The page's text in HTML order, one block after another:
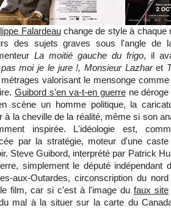
Falardeauchange de style à chaque
des sujets graves sous l'angle de
La moitié gauche du frigo, il
moi je le jure !, Monsieur Lazharet
valorisant le mensonge
Guibord s'en va-t-en guerrene déroge
scène un homme politique, la
à la cheville de la réalité, même si son
inspirée. L'idéologie est,
par la stratégie, moteur d'une
Steve Guibord, interprété par Patrick
simplement le député indépendant
aux-Outardes, circonscription du
film, car si c'est à l'image du faux site
mal à la situer sur la carte du